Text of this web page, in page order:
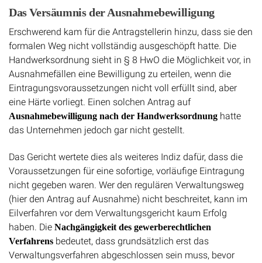
Das Versäumnis der Ausnahmebewilligung
Erschwerend kam für die Antragstellerin hinzu, dass sie den
formalen Weg nicht vollständig ausgeschöpft hatte. Die
Handwerksordnung sieht in § 8 HwO die Möglichkeit vor, in
Ausnahmefällen eine Bewilligung zu erteilen, wenn die
Eintragungsvoraussetzungen nicht voll erfüllt sind, aber
eine Härte vorliegt. Einen solchen Antrag auf
Ausnahmebewilligung nach der Handwerksordnung hatte
das Unternehmen jedoch gar nicht gestellt.
Das Gericht wertete dies als weiteres Indiz dafür, dass die
Voraussetzungen für eine sofortige, vorläufige Eintragung
nicht gegeben waren. Wer den regulären Verwaltungsweg
(hier den Antrag auf Ausnahme) nicht beschreitet, kann im
Eilverfahren vor dem Verwaltungsgericht kaum Erfolg
haben. Die Nachgängigkeit des gewerberechtlichen
Verfahrens bedeutet, dass grundsätzlich erst das
Verwaltungsverfahren abgeschlossen sein muss, bevor